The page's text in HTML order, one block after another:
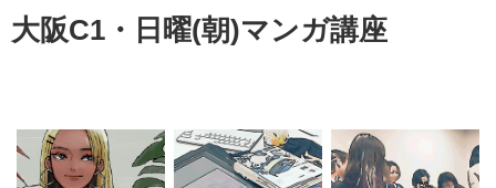
大阪C1・日曜(朝)マンガ講座